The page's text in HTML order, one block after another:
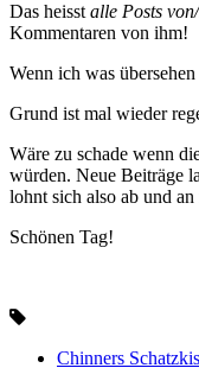
Das heisst alle Posts
Kommentaren von ihm!
Wenn ich was
Grund ist mal wieder
Wäre zu schade wenn
würden. Neue Beiträge
lohnt sich also ab und
Schönen Tag!
Chinners